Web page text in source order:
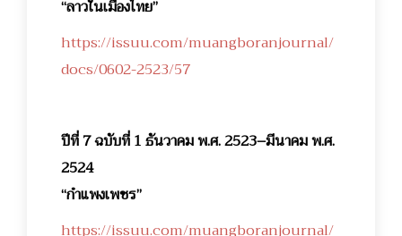
“ลาวในเมืองไทย”
https://issuu.com/muangboranjournal/
docs/0602-2523/57
ปีที่ 7 ฉบับที่ 1 ธันวาคม พ.ศ. 2523–มีนาคม พ.ศ.
2524
“กำแพงเพชร”
https://issuu.com/muangboranjournal/